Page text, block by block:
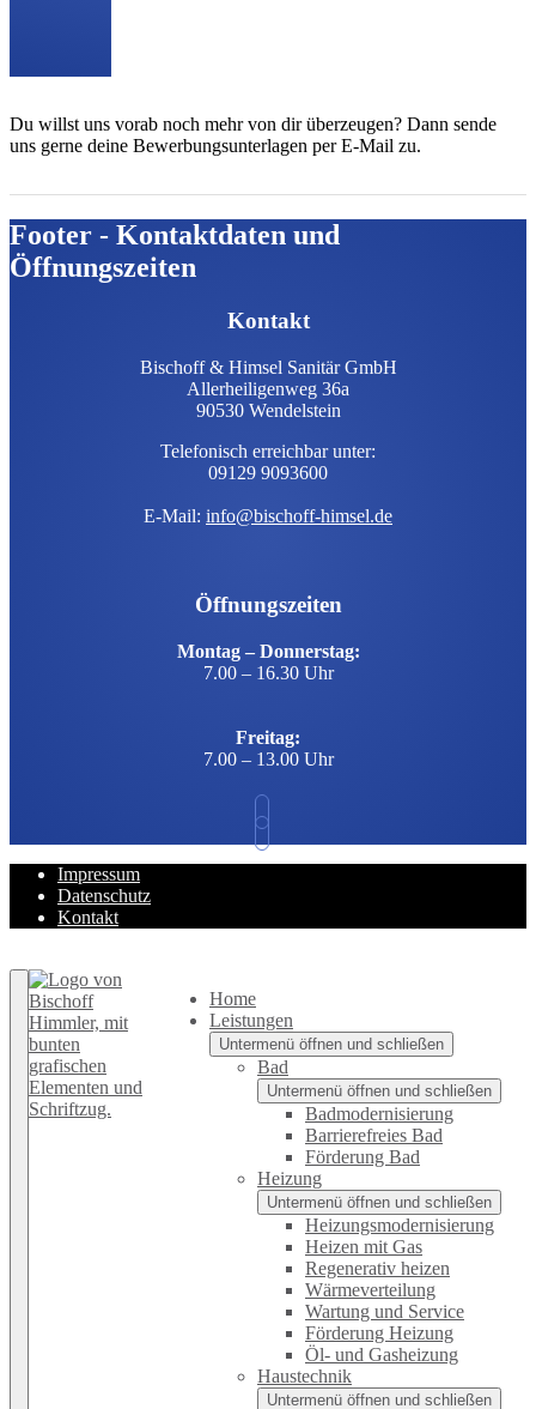
Du willst uns vorab noch mehr von dir überzeugen? Dann sende
uns gerne deine Bewerbungsunterlagen per E-Mail zu.
Footer - Kontaktdaten und
Öffnungszeiten
Kontakt
Bischoff & Himsel Sanitär GmbH
Allerheiligenweg 36a
90530 Wendelstein
Telefonisch erreichbar unter:
09129 9093600
E-Mail: info@bischoff-himsel.de
Öffnungszeiten
Montag – Donnerstag:
7.00 – 16.30 Uhr
Freitag:
7.00 – 13.00 Uhr
Impressum
Datenschutz
Kontakt
Home
Leistungen
Untermenü öffnen und schließen
Bad
Untermenü öffnen und schließen
Badmodernisierung
Barrierefreies Bad
Förderung Bad
Heizung
Untermenü öffnen und schließen
Heizungsmodernisierung
Heizen mit Gas
Regenerativ heizen
Wärmeverteilung
Wartung und Service
Förderung Heizung
Öl- und Gasheizung
Haustechnik
Untermenü öffnen und schließen